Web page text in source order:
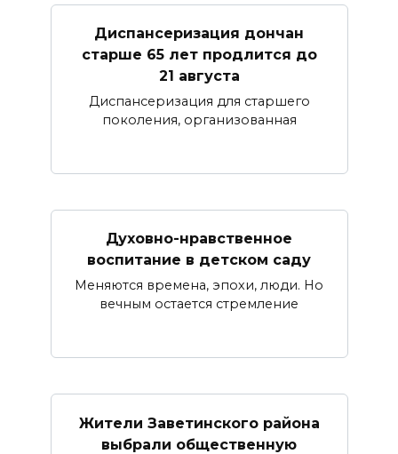
Диспансеризация дончан
старше 65 лет продлится до
21 августа
Диспансеризация для старшего
поколения, организованная
Духовно-нравственное
воспитание в детском саду
Меняются времена, эпохи, люди. Но
вечным остается стремление
Жители Заветинского района
выбрали общественную